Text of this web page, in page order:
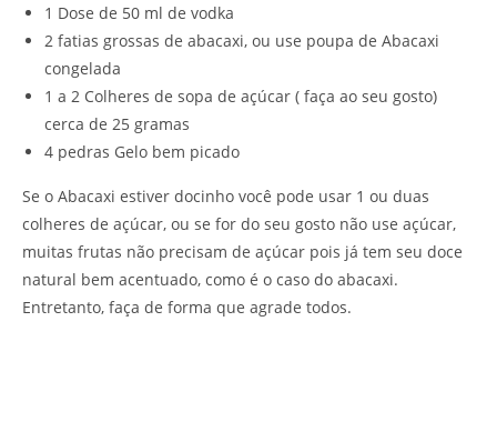
1 Dose de 50 ml de vodka
2 fatias grossas de abacaxi, ou use poupa de Abacaxi
congelada
1 a 2 Colheres de sopa de açúcar ( faça ao seu gosto)
cerca de 25 gramas
4 pedras Gelo bem picado
Se o Abacaxi estiver docinho você pode usar 1 ou duas
colheres de açúcar, ou se for do seu gosto não use açúcar,
muitas frutas não precisam de açúcar pois já tem seu doce
natural bem acentuado, como é o caso do abacaxi.
Entretanto, faça de forma que agrade todos.